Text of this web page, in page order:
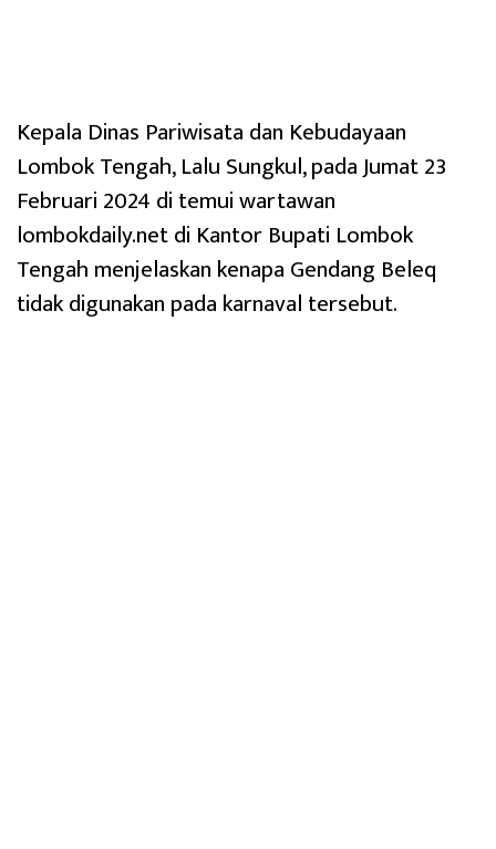
Kepala Dinas Pariwisata dan Kebudayaan
Lombok Tengah, Lalu Sungkul, pada Jumat 23
Februari 2024 di temui wartawan
lombokdaily.net di Kantor Bupati Lombok
Tengah menjelaskan kenapa Gendang Beleq
tidak digunakan pada karnaval tersebut.